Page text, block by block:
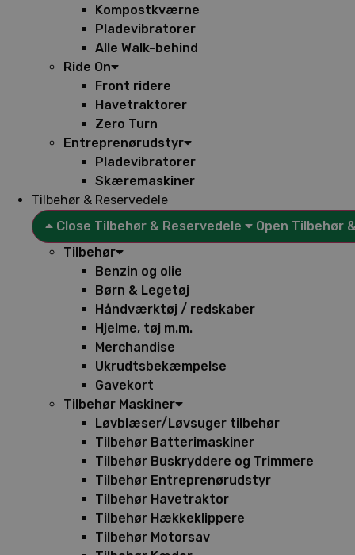
Kompostkværne
Pladevibratorer
Alle Walk-behind
Ride On
Front ridere
Havetraktorer
Zero Turn
Entreprenørudstyr
Pladevibratorer
Skæremaskiner
Tilbehør & Reservedele
Close Tilbehør & Reservedele
Open Tilbehør
Tilbehør
Benzin og olie
Børn & Legetøj
Håndværktøj / redskaber
Hjelme, tøj m.m.
Merchandise
Ukrudtsbekæmpelse
Gavekort
Tilbehør Maskiner
Løvblæser/Løvsuger tilbehør
Tilbehør Batterimaskiner
Tilbehør Buskryddere og Trimmere
Tilbehør Entreprenørudstyr
Tilbehør Havetraktor
Tilbehør Hækkeklippere
Tilbehør Motorsav